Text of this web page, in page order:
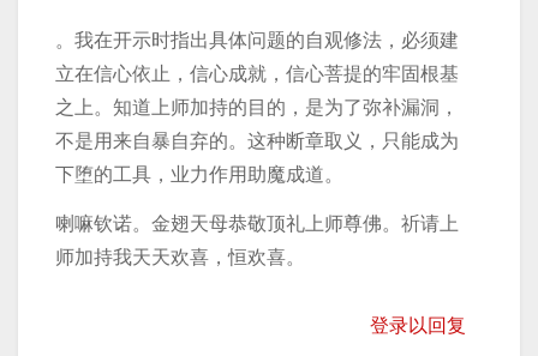
。我在开示时指出具体问题的自观修法，必须建
立在信心依止，信心成就，信心菩提的牢固根基
之上。知道上师加持的目的，是为了弥补漏洞，
不是用来自暴自弃的。这种断章取义，只能成为
下堕的工具，业力作用助魔成道。
喇嘛钦诺。金翅天母恭敬顶礼上师尊佛。祈请上
师加持我天天欢喜，恒欢喜。
登录以回复